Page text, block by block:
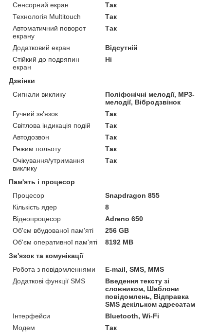
Сенсорний екран
Так
Технологія Multitouch
Так
Автоматичний поворот
екрану
Так
Додатковий екран
Відсутній
Стійкий до подряпин
екран
Ні
Дзвінки
Сигнали виклику
Поліфонічні мелодії, MP3-
мелодії, Вібродзвінок
Гучний зв'язок
Так
Світлова індикація подій
Так
Автодозвон
Так
Режим польоту
Так
Очікування/утримання
виклику
Так
Пам'ять і процесор
Процесор
Snapdragon 855
Кількість ядер
8
Відеопроцесор
Adreno 650
Об'єм вбудованої пам'яті
256 GB
Об'єм оперативної пам'яті
8192 MB
Зв'язок та комунікації
Робота з повідомленнями
E-mail, SMS, MMS
Додаткові функції SMS
Введення тексту зі
словником, Шаблони
повідомлень, Відправка
SMS декільком адресатам
Інтерфейси
Bluetooth, Wi-Fi
Модем
Так